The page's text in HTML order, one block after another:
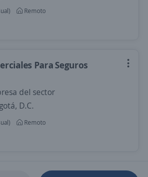
Remoto
Para Seguros
del sector
D.C.
Remoto